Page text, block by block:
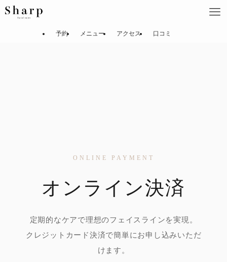
予約 メニュー アクセス 口コミ
ONLINE PAYMENT
オンライン決済
定期的なケアで理想のフェイスラインを実現。
クレジットカード決済で簡単にお申し込みいただ
けます。